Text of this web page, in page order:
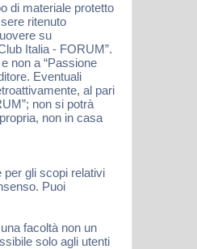
di materiale protetto
ritenuto
su
Italia - FORUM”.
non a “Passione
Eventuali
al pari
non si potrà
non in casa
per gli scopi relativi
Puoi
facoltà non un
solo agli utenti